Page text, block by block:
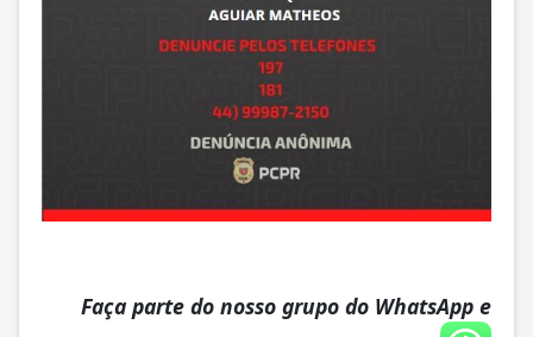
Faça parte do nosso grupo do WhatsApp e